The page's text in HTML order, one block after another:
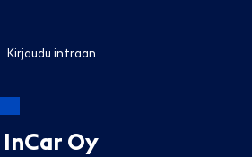
Kirjaudu intraan
InCar Oy